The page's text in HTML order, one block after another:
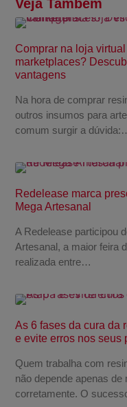
Veja Também
Comprar na loja
marketplaces?
vantagens
Na hora de comprar
outros insumos para
comum surgir a
Redelease marca
Mega Artesanal
A Redelease participou
Artesanal, a maior feira
realizada entre…
As 6 fases da cura da
e evite erros nos seus
Quem trabalha com
não depende apenas
corretamente. O